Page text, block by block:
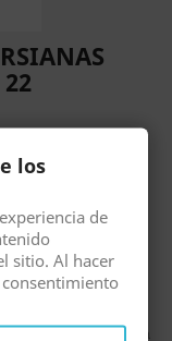
en
2 cintas de
Poleas para cinta
los
de
sitio. Al hacer